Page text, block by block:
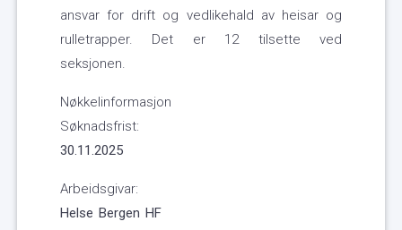
ansvar for drift og vedlikehald av heisar og
rulletrapper. Det er 12 tilsette ved
seksjonen.
Nøkkelinformasjon
Søknadsfrist:
30.11.2025
Arbeidsgivar:
Helse Bergen HF